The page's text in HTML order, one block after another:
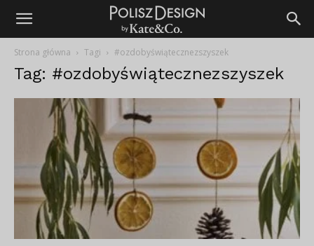
Strona główna Tagi #ozdobyświątecznezszyszek
Tag: #ozdobyświątecznezszyszek